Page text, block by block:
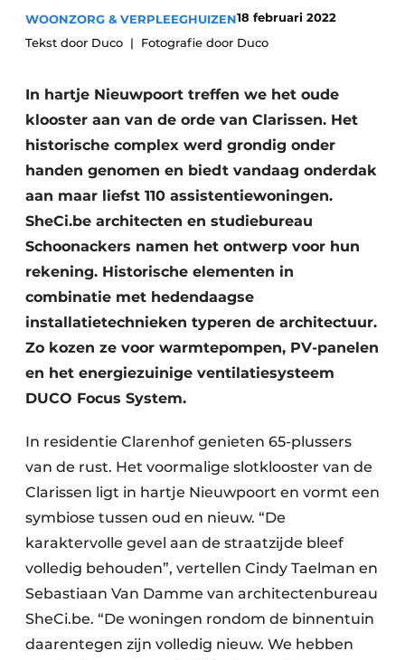
Privacy / Cookie statement
Vacatures
Privéklinieken
WOONZORG & VERPLEEGHUIZEN18 februari 2022
Tekst door Duco
Fotografie door Duco
In hartje Nieuwpoort treffen we het oude
klooster aan van de orde van Clarissen. Het
historische complex werd grondig onder
handen genomen en biedt vandaag onderdak
aan maar liefst 110 assistentiewoningen.
SheCi.be architecten en studiebureau
Schoonackers namen het ontwerp voor hun
rekening. Historische elementen in
combinatie met hedendaagse
installatietechnieken typeren de architectuur.
Zo kozen ze voor warmtepompen, PV-panelen
en het energiezuinige ventilatiesysteem
DUCO Focus System.
In residentie Clarenhof genieten 65-plussers
van de rust. Het voormalige slotklooster van de
Clarissen ligt in hartje Nieuwpoort en vormt een
symbiose tussen oud en nieuw. “De
karaktervolle gevel aan de straatzijde bleef
volledig behouden”, vertellen Cindy Taelman en
Sebastiaan Van Damme van architectenbureau
SheCi.be. “De woningen rondom de binnentuin
daarentegen zijn volledig nieuw. We hebben